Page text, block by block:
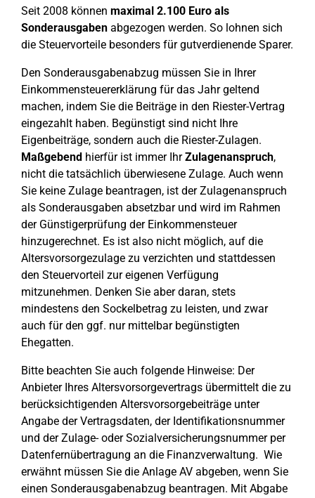
Seit 2008 können maximal 2.100 Euro als
Sonderausgaben abgezogen werden. So lohnen sich
die Steuervorteile besonders für gutverdienende Sparer.
Den Sonderausgabenabzug müssen Sie in Ihrer
Einkommensteuererklärung für das Jahr geltend
machen, indem Sie die Beiträge in den Riester-Vertrag
eingezahlt haben. Begünstigt sind nicht Ihre
Eigenbeiträge, sondern auch die Riester-Zulagen.
Maßgebend hierfür ist immer IhrZulagenanspruch,
nicht die tatsächlich überwiesene Zulage. Auch wenn
Sie keine Zulage beantragen, ist der Zulagenanspruch
als Sonderausgaben absetzbar und wird im Rahmen
der Günstigerprüfung der Einkommensteuer
hinzugerechnet. Es ist also nicht möglich, auf die
Altersvorsorgezulage zu verzichten und stattdessen
den Steuervorteil zur eigenen Verfügung
mitzunehmen. Denken Sie aber daran, stets
mindestens den Sockelbetrag zu leisten, und zwar
auch für den ggf. nur mittelbar begünstigten
Ehegatten.
Bitte beachten Sie auch folgende Hinweise: Der
Anbieter Ihres Altersvorsorgevertrags übermittelt die zu
berücksichtigenden Altersvorsorgebeiträge unter
Angabe der Vertragsdaten, der Identifikationsnummer
und der Zulage- oder Sozialversicherungsnummer per
Datenfernübertragung an die Finanzverwaltung. Wie
erwähnt müssen Sie die Anlage AV abgeben, wenn Sie
einen Sonderausgabenabzug beantragen. Mit Abgabe